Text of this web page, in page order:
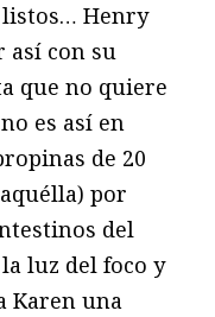
listos… Henry
así con su
que no quiere
es así en
de 20
por
del
luz del foco y
Karen una